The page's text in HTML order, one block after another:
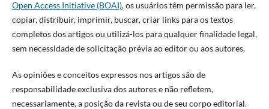
Open Access Initiative (BOAI), os usuários têm permissão para ler,
copiar, distribuir, imprimir, buscar, criar links para os textos
completos dos artigos ou utilizá-los para qualquer finalidade legal,
sem necessidade de solicitação prévia ao editor ou aos autores.
As opiniões e conceitos expressos nos artigos são de
responsabilidade exclusiva dos autores e não refletem,
necessariamente, a posição da revista ou de seu corpo editorial.